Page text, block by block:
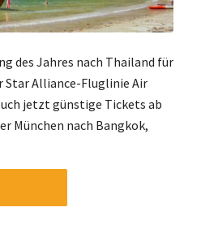
des Jahres nach Thailand für
Star Alliance-Fluglinie Air
jetzt günstige Tickets ab
München nach Bangkok,